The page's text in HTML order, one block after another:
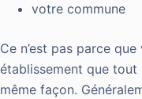
votre commune
Ce n’est pas parce
établissement que
même façon.